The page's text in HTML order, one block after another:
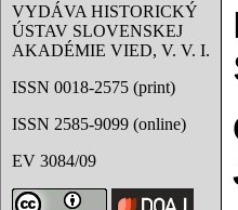
VYDÁVA HISTORICKÝ
ÚSTAV SLOVENSKEJ
AKADÉMIE VIED, V. V. I.
ISSN 0018-2575 (print)
ISSN 2585-9099 (online)
EV 3084/09